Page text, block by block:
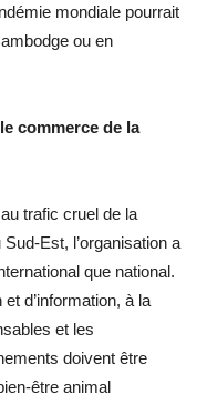
mondiale pourrait
ou en
commerce de la
trafic cruel de la
Est, l’organisation a
que national.
d’information, à la
et les
doivent être
être animal